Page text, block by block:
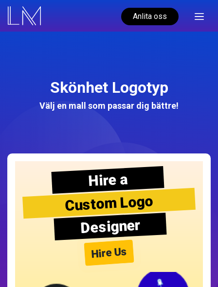
Anlita oss
Skönhet Logotyp
Välj en mall som passar dig bättre!
Hire a
Custom Logo
Designer
Hire Us